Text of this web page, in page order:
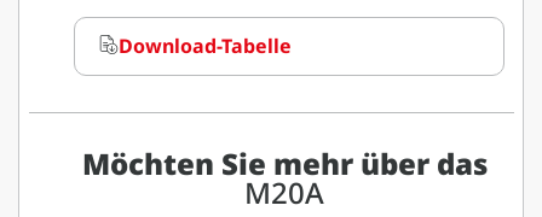
Download-Tabelle
Möchten Sie mehr über das
M20A